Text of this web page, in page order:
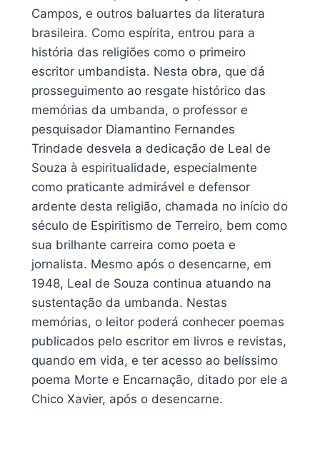
Campos, e outros baluartes da literatura
brasileira. Como espírita, entrou para a
história das religiões como o primeiro
escritor umbandista. Nesta obra, que dá
prosseguimento ao resgate histórico das
memórias da umbanda, o professor e
pesquisador Diamantino Fernandes
Trindade desvela a dedicação de Leal de
Souza à espiritualidade, especialmente
como praticante admirável e defensor
ardente desta religião, chamada no início do
século de Espiritismo de Terreiro, bem como
sua brilhante carreira como poeta e
jornalista. Mesmo após o desencarne, em
1948, Leal de Souza continua atuando na
sustentação da umbanda. Nestas
memórias, o leitor poderá conhecer poemas
publicados pelo escritor em livros e revistas,
quando em vida, e ter acesso ao belíssimo
poema Morte e Encarnação, ditado por ele a
Chico Xavier, após o desencarne.